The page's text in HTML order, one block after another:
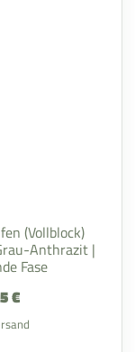
(Vollblock)
Anthrazit |
Fase
€